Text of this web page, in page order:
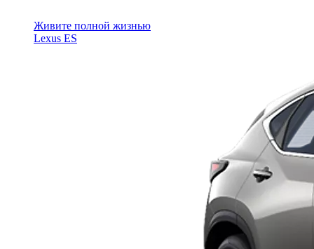
Живите полной жизнью
Lexus ES